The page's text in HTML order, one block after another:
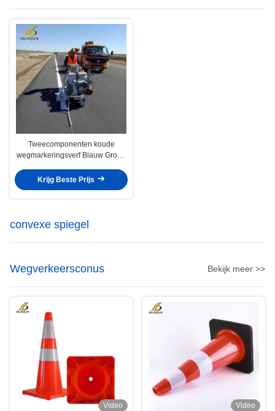
Tweecomponenten koude
wegmarkeringsverf Blauw Groen
Wegmarkeringssproeiverf
Krijg Beste Prijs
convexe spiegel
Wegverkeersconus Bekijk meer >>
Video
Video